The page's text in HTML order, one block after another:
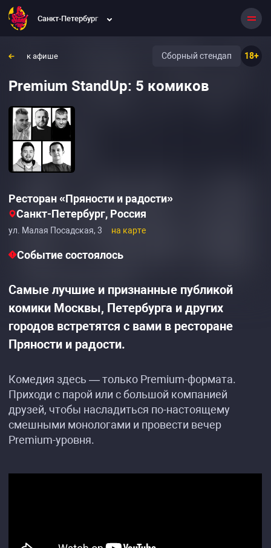
Санкт-Петербург
к афише 18+
Сборный стендап
Premium StandUp: 5 комиков
Ресторан «Пряности и радости»
Санкт-Петербург, Россия
ул. Малая Посадская, 3 на карте
Событие состоялось
Самые лучшие и признанные публикой
комики Москвы, Петербурга и других
городов встретятся с вами в ресторане
Пряности и радости.
Комедия здесь — только Premium-формата.
Приходи с парой или с большой компанией
друзей, чтобы насладиться по-настоящему
смешными монологами и провести вечер
Premium-уровня.